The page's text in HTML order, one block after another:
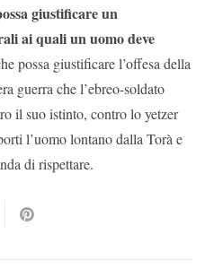
giustificare un
ai quali un uomo deve
possa giustificare l’offesa della
guerra che l’ebreo-soldato
il suo istinto, contro lo yetzer
l’uomo lontano dalla Torà e
di rispettare.